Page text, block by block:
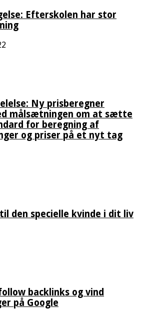
Efterskolen har stor
Ny prisberegner
målsætningen om at sætte
for beregning af
og priser på et nyt tag
den specielle kvinde i dit liv
backlinks og vind
på Google